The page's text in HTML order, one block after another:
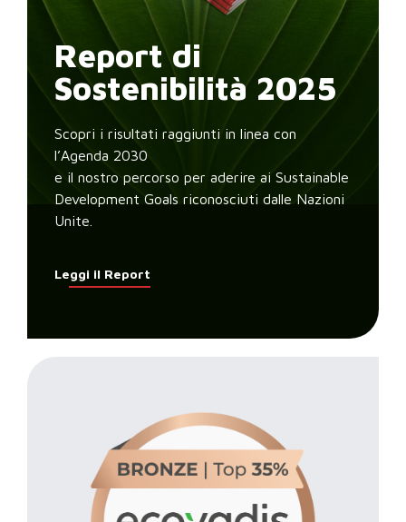
Report di
Sostenibilità 2025
Scopri i risultati raggiunti in linea con
l’Agenda 2030
e il nostro percorso per aderire ai Sustainable
Development Goals riconosciuti dalle Nazioni
Unite.
Leggi il Report